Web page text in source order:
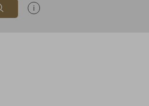
Afficher les informations d'aide à